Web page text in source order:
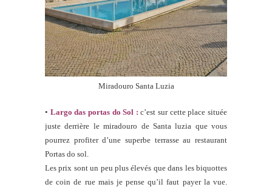
Miradouro Santa Luzia
• Largo das portas do Sol : c’est sur cette place située
juste derrière le miradouro de Santa luzia que vous
pourrez profiter d’une superbe terrasse au restaurant
Portas do sol.
Les prix sont un peu plus élevés que dans les biquottes
de coin de rue mais je pense qu’il faut payer la vue.